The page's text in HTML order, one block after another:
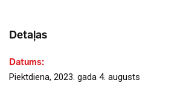
Detaļas
Datums:
Piektdiena, 2023. gada 4. augusts